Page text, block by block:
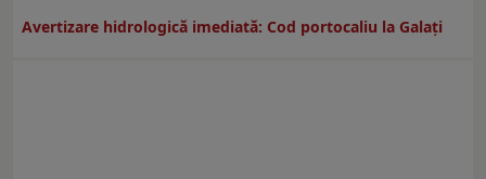
Avertizare hidrologică imediată: Cod portocaliu la Galaţi